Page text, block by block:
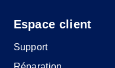
Espace client
Support